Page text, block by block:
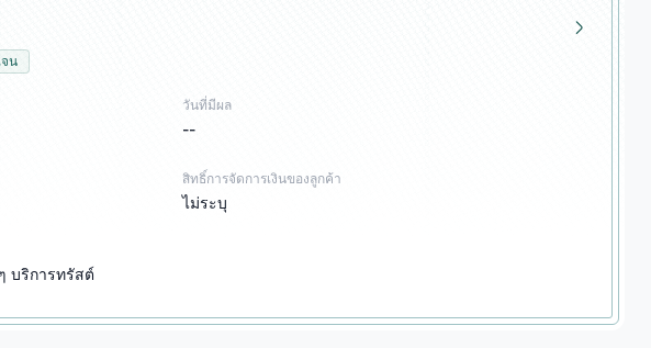
น
วันที่มีผล
--
สิทธิ์การจัดการเงินของลูกค้า
ไม่ระบุ
บริการทรัสต์